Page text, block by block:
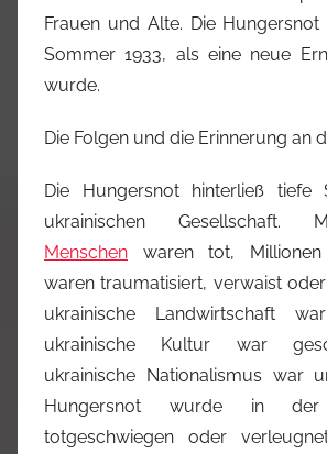
Frauen und Alte. Die
Sommer 1933, als eine neue
wurde.
Die Folgen und die Erinnerung an
Die Hungersnot hinterließ
ukrainischen Gesellschaft.
Menschen waren tot,
waren traumatisiert, verwaist
ukrainische Landwirtschaft
ukrainische Kultur war
ukrainische Nationalismus war
Hungersnot wurde in der
totgeschwiegen oder